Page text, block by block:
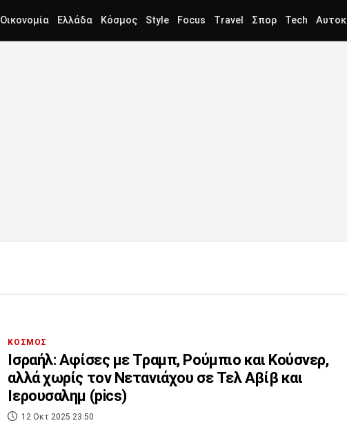
Οικονομία Ελλάδα Κόσμος Style Focus Travel Σπορ Tech
ΚΟΣΜΟΣ
Ισραήλ: Αφίσες με Τραμπ, Ρούμπιο και Κούσνερ,
αλλά χωρίς τον Νετανιάχου σε Τελ Αβίβ και
Ιερουσαλημ (pics)
12 Οκτ 2025 23:50